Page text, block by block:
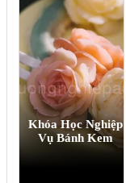
Khóa Học Nghiệp
Vụ Bánh Kem